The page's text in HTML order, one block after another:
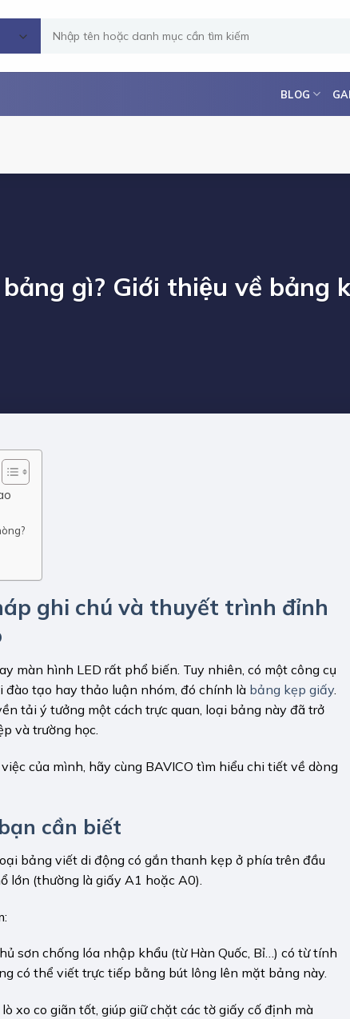
kiếm:
BLOG
gì? Giới thiệu về bảng
ghi chú và thuyết trình đỉnh
màn hình LED rất phổ biến. Tuy nhiên, có một công cụ
đào tạo hay thảo luận nhóm, đó chính là bảng kẹp giấy.
tải ý tưởng một cách trực quan, loại bảng này đã trở
và trường học.
của mình, hãy cùng BAVICO tìm hiểu chi tiết về dòng
cần biết
bảng viết di động có gắn thanh kẹp ở phía trên đầu
lớn (thường là giấy A1 hoặc A0).
sơn chống lóa nhập khẩu (từ Hàn Quốc, Bỉ…) có từ tính
có thể viết trực tiếp bằng bút lông lên mặt bảng này.
xo co giãn tốt, giúp giữ chặt các tờ giấy cố định mà